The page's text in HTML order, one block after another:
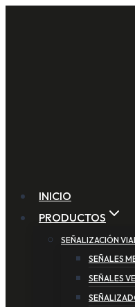
INICIO
PRODUCTOS
SEÑALIZACIÓN
SEÑALES
SEÑALES